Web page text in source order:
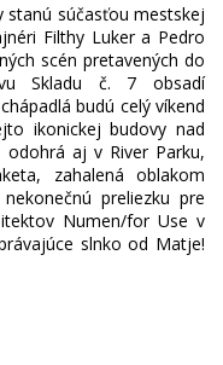
stanú súčasťou mestskej
Filthy Luker a Pedro
scén pretavených do
Skladu č. 7 obsadí
budú celý víkend
ikonickej budovy nad
aj v River Parku,
zahalená oblakom
preliezku pre
Numen/for Use v
slnko od Matje!